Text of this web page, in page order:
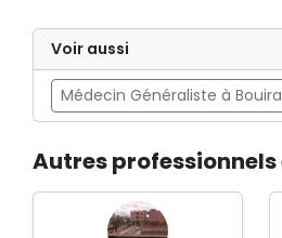
Voir aussi
Médecin Généraliste à Bouira
Autres professionnels